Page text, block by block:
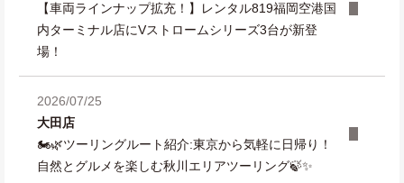
【車両ラインナップ拡充！】レンタル819福岡空港国
内ターミナル店にVストロームシリーズ3台が新登
場！
2026/07/25
大田店
🏍️🌿ツーリングルート紹介:東京から気軽に日帰り！
自然とグルメを楽しむ秋川エリアツーリング🍃✨